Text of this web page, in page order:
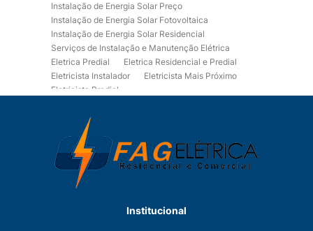
Instalação de Energia Solar Preço
Instalação de Energia Solar Fotovoltaica
Instalação de Energia Solar Residencial
Serviços de Instalação e Manutenção Elétrica
Eletrica Predial
Eletrica Residencial e Predial
Eletricista Instalador
Eletricista Mais Próximo
Eletricista Predial
Eletricista Residencial
Eletricista Residencial E Predial
Eletricistas de Manutenção
Empresa de Instalações Elétricas
Empresa de Manutenção Eletrica
Empresa de Prestação de Serviços Eletricos
Fiação para Instalação Eletrica Residencial
Institucional